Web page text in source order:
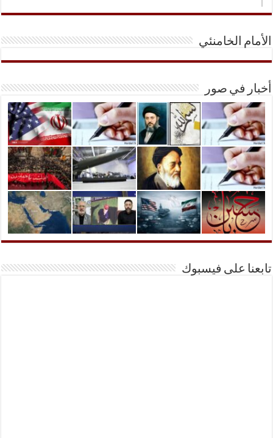
الأمام الخامنئي
أخبار في صور
تابعنا على فيسبوك